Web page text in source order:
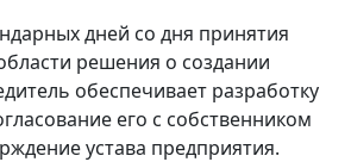
дней со дня принятия
решения о создании
обеспечивает разработку
его с собственником
устава предприятия.